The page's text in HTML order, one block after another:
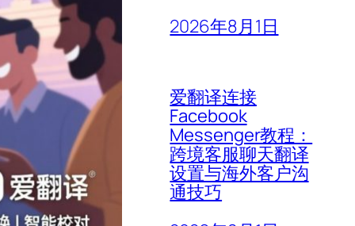
2026年8月1日
爱翻译连接
Facebook
Messenger教程：
跨境客服聊天翻译
设置与海外客户沟
通技巧